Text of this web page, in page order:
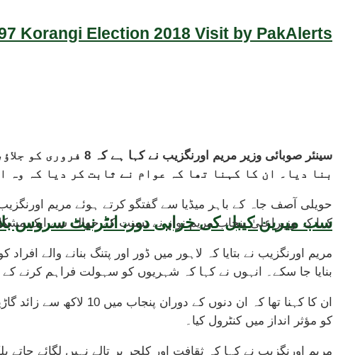
Korangi Election 2018 Visit by PakAlerts
سب میرین کیبل کی خرابی دور، انٹرنیٹ سروس
سینئر صوبائی
بنا دیا۔ ان کا کہنا تھا کہ عوام نے ثابت کر دیا کہ
حویلی آصف جاہ کے باہر میڈیا سے گفتگو کرتے ہوئے مریم
کہا کہ وزیراعلیٰ پنجاب مریم نواز نے بسنت کے حوالے سے ایک
بنایا جا سکے۔ انہوں نے کہا کہ شہریوں کو سہولت فراہم کرنے کے لیے 512 بسوں کے ذریعے مفت ٹرانسپورٹ سروس مہیا کی گئی، جس سے تین دنوں میں تقریباً 20 لاکھ افراد نے
ان کا کہنا تھا کہ ان
کو مؤثر انداز میں کنٹرول کیا۔
مریم اورنگزیب نے کہا کہ ثقافت اور کلچر پر تالے نہیں لگائے